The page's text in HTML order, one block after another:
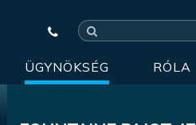
ÜGYNÖKSÉG RÓLA